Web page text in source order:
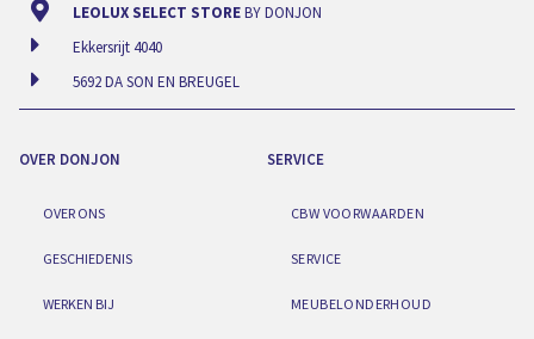
LEOLUX SELECT STOREBY DONJON
Ekkersrijt 4040
5692 DA SON EN BREUGEL
OVER DONJON
OVER ONS
GESCHIEDENIS
WERKEN BIJ
SERVICE
CBW VOORWAARDEN
SERVICE
MEUBELONDERHOUD